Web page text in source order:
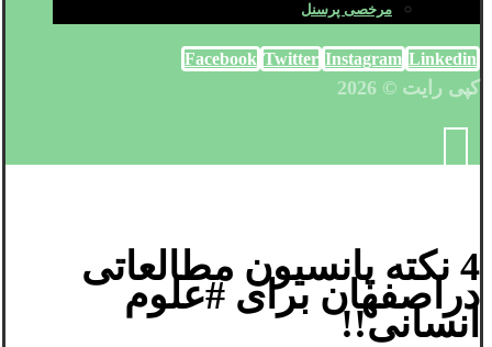
مرخصی پرسنل
Facebook Twitter Instagram Linkedin
کپی رایت © 2026
4 نکته پانسیون مطالعاتی
دراصفهان برای #علوم
انسانی!!